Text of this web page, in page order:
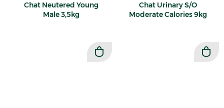
Chat Neutered Young
Male 3,5kg
Chat Urinary S/O
Moderate Calories 9kg